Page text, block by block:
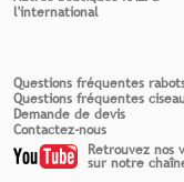
l'international
Questions fréquentes
Questions fréquentes
Demande de devis
Contactez-nous
Retrouvez nos
sur notre